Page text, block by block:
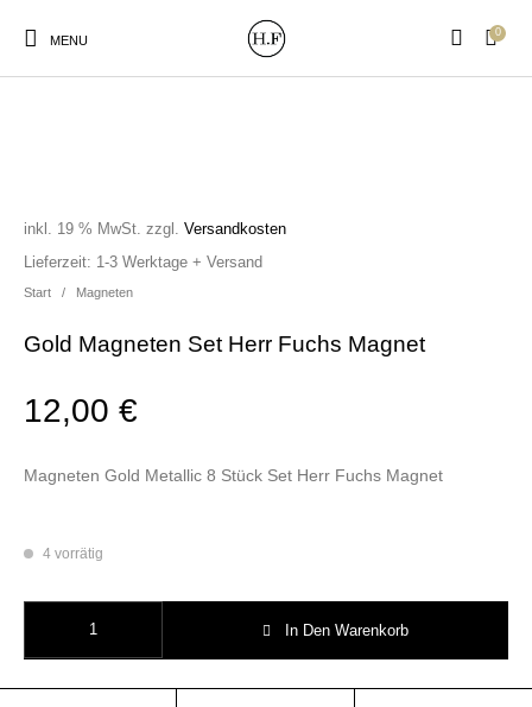
MENU
0
New Products On Sale!
Start / Magneten
Gold Magneten Set Herr Fuchs Magnet
12,00€
inkl. 19 % MwSt. zzgl.Versandkosten
Magneten Gold Metallic 8 Stück Set Herr Fuchs Magnet
Lieferzeit: 1-3 Werktage + Versand
4 vorrätig
In Den Warenkorb